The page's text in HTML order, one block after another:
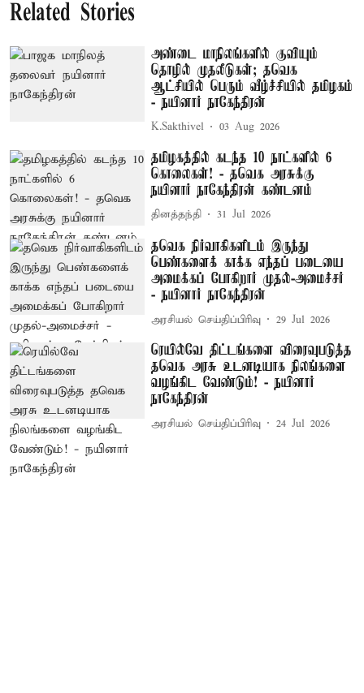
Related Stories
அண்டை மாநிலங்களில் குவியும்
தொழில் முதலீடுகள்; தவெக
ஆட்சியில் பெரும் வீழ்ச்சியில் தமிழகம்
- நயினார் நாகேந்திரன்
K.Sakthivel 03 Aug 2026
தமிழகத்தில் கடந்த 10 நாட்களில் 6
கொலைகள்! - தவெக அரசுக்கு
நயினார் நாகேந்திரன் கண்டனம்
தினத்தந்தி 31 Jul 2026
தவெக நிர்வாகிகளிடம் இருந்து
பெண்களைக் காக்க எந்தப் படையை
அமைக்கப் போகிறார் முதல்-அமைச்சர்
- நயினார் நாகேந்திரன்
அரசியல் செய்திப்பிரிவு 29 Jul 2026
ரெயில்வே திட்டங்களை விரைவுபடுத்த
தவெக அரசு உடனடியாக நிலங்களை
வழங்கிட வேண்டும்! - நயினார்
நாகேந்திரன்
அரசியல் செய்திப்பிரிவு 24 Jul 2026